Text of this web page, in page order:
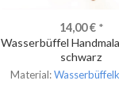
14,00€*
Wasserbüffel
schwarz
Material: